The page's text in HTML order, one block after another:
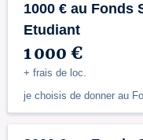
1000 € au Fonds
Etudiant
1 000 €
+ frais de loc.
je choisis de donner au